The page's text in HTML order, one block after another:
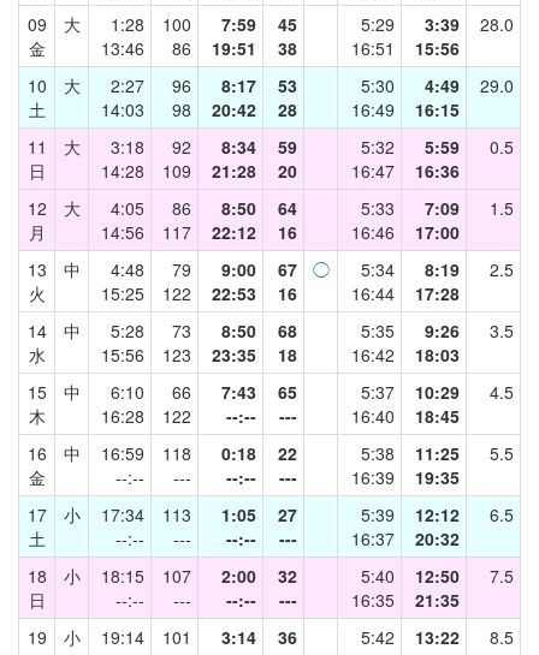
09
金
大
1:28
13:46
100
86
7:59
19:51
45
38
5:29
16:51
3:39
15:56
28.0
10
土
大
2:27
14:03
96
98
8:17
20:42
53
28
5:30
16:49
4:49
16:15
29.0
11
日
大
3:18
14:28
92
109
8:34
21:28
59
20
5:32
16:47
5:59
16:36
0.5
12
月
大
4:05
14:56
86
117
8:50
22:12
64
16
5:33
16:46
7:09
17:00
1.5
13
火
中
4:48
15:25
79
122
9:00
22:53
67
16
◯
5:34
16:44
8:19
17:28
2.5
14
水
中
5:28
15:56
73
123
8:50
23:35
68
18
5:35
16:42
9:26
18:03
3.5
15
木
中
6:10
16:28
66
122
7:43
--:--
65
---
5:37
16:40
10:29
18:45
4.5
16
金
中
16:59
--:--
118
---
0:18
--:--
22
---
5:38
16:39
11:25
19:35
5.5
17
土
小
17:34
--:--
113
---
1:05
--:--
27
---
5:39
16:37
12:12
20:32
6.5
18
日
小
18:15
--:--
107
---
2:00
--:--
32
---
5:40
16:35
12:50
21:35
7.5
19
小
19:14
101
3:14
36
5:42
13:22
8.5